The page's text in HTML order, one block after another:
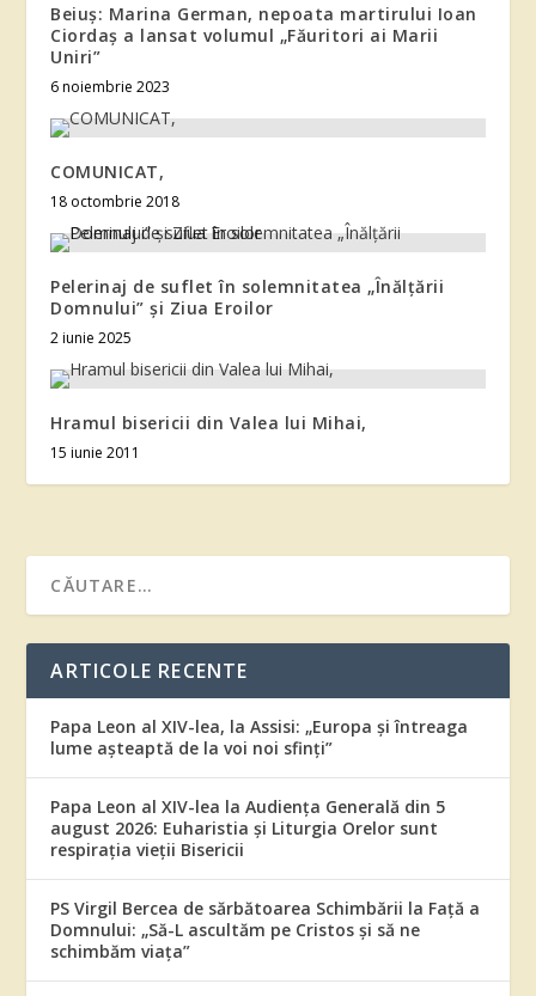
Beiuș: Marina German, nepoata martirului Ioan
Ciordaș a lansat volumul „Făuritori ai Marii
Uniri”
6 noiembrie 2023
COMUNICAT,
18 octombrie 2018
Pelerinaj de suflet în solemnitatea „Înălțării
Domnului” și Ziua Eroilor
2 iunie 2025
Hramul bisericii din Valea lui Mihai,
15 iunie 2011
ARTICOLE RECENTE
Papa Leon al XIV-lea, la Assisi: „Europa și întreaga
lume așteaptă de la voi noi sfinți”
Papa Leon al XIV-lea la Audiența Generală din 5
august 2026: Euharistia și Liturgia Orelor sunt
respirația vieții Bisericii
PS Virgil Bercea de sărbătoarea Schimbării la Față a
Domnului: „Să-L ascultăm pe Cristos și să ne
schimbăm viața”